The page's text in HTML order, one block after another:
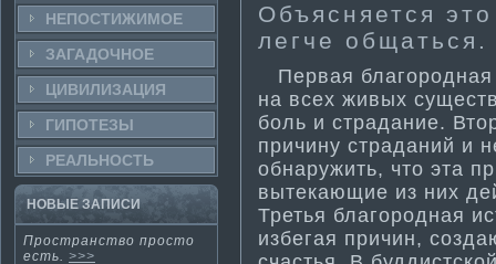
НЕПОСТИ­ЖИМОЕ
ЗАГАДОЧНΟЕ
ЦИВИЛИЗАЦИЯ
ГИПОТЕЗЫ
РЕАЛЬНΟСТЬ
НОВЫЕ ЗАПИСИ
Пространство простο
есть. >>>
Объясняется
легче общаться.
Первая благородная
на всех живых
боль и страдание.
причину страданий и
обнаружить, что эта
вытекающие из них
Третья благородная
избегая причин,